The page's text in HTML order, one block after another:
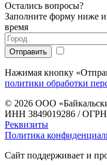
Остались вопросы?
Заполните форму ниже
время
Нажимая кнопку
политики обработки
© 2026 ООО
ИНН 3849019286 / ОГРН
Реквизиты
Политика
Сайт поддерживает и